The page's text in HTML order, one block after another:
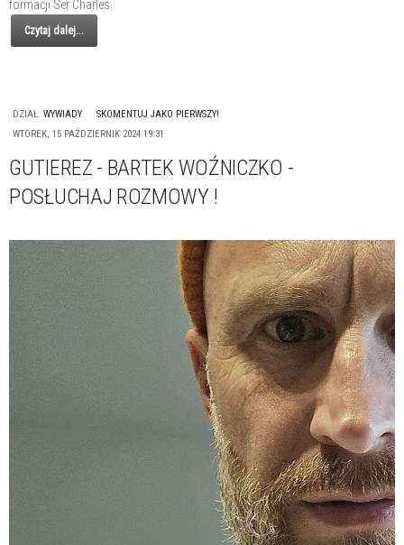
formacji Ser Charles.
Czytaj dalej...
DZIAŁ: WYWIADY
SKOMENTUJ JAKO PIERWSZY!
WTOREK, 15 PAŹDZIERNIK 2024 19:31
GUTIEREZ - BARTEK WOŹNICZKO -
POSŁUCHAJ ROZMOWY !